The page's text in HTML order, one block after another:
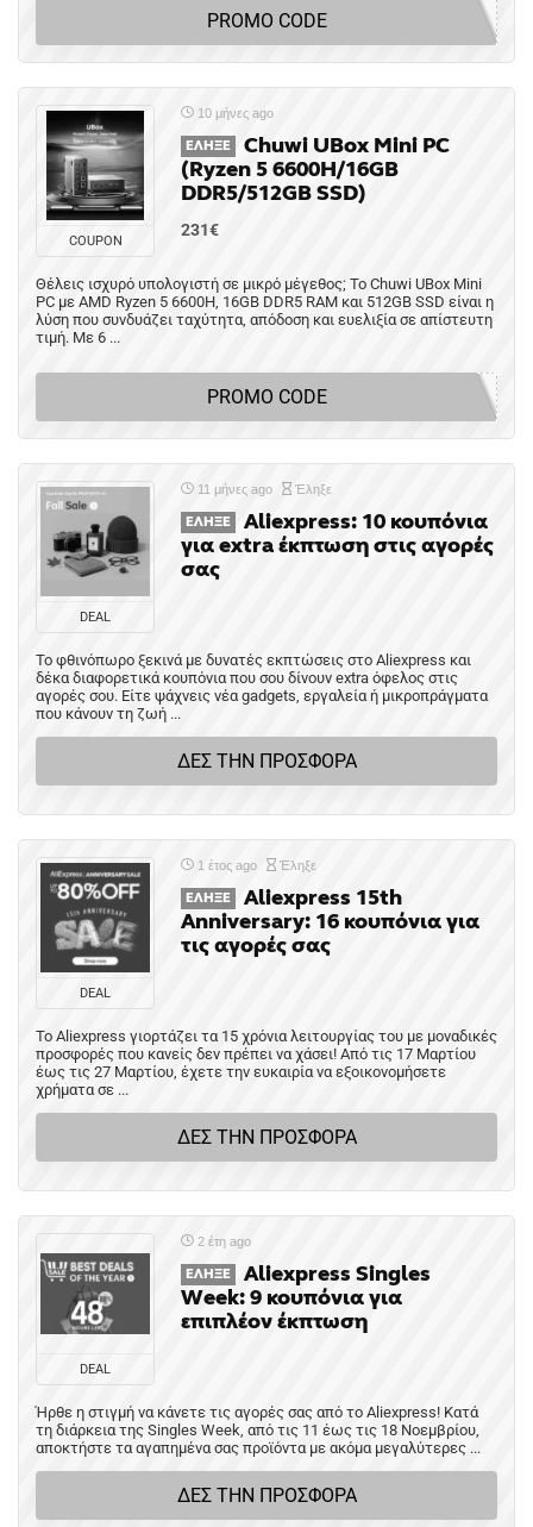
PROMO CODE
COUPON
10 μήνες ago
ΈΛΗΞΕ
Chuwi UBox Mini PC
(Ryzen 5 6600H/16GB
DDR5/512GB SSD)
231€
Θέλεις ισχυρό υπολογιστή σε μικρό μέγεθος; Το Chuwi UBox Mini
PC με AMD Ryzen 5 6600H, 16GB DDR5 RAM και 512GB SSD είναι η
λύση που συνδυάζει ταχύτητα, απόδοση και ευελιξία σε απίστευτη
τιμή. Με 6 ...
PROMO CODE
DEAL
11 μήνες ago Έληξε
ΈΛΗΞΕ
Aliexpress: 10 κουπόνια
για extra έκπτωση στις αγορές
σας
Το φθινόπωρο ξεκινά με δυνατές εκπτώσεις στο Aliexpress και
δέκα διαφορετικά κουπόνια που σου δίνουν extra όφελος στις
αγορές σου. Είτε ψάχνεις νέα gadgets, εργαλεία ή μικροπράγματα
που κάνουν τη ζωή ...
ΔΕΣ ΤΗΝ ΠΡΟΣΦΟΡΑ
DEAL
1 έτος ago Έληξε
ΈΛΗΞΕ
Aliexpress 15th
Anniversary: 16 κουπόνια για
τις αγορές σας
Το Aliexpress γιορτάζει τα 15 χρόνια λειτουργίας του με μοναδικές
προσφορές που κανείς δεν πρέπει να χάσει! Από τις 17 Μαρτίου
έως τις 27 Μαρτίου, έχετε την ευκαιρία να εξοικονομήσετε
χρήματα σε ...
ΔΕΣ ΤΗΝ ΠΡΟΣΦΟΡΑ
DEAL
2 έτη ago
ΈΛΗΞΕ
Aliexpress Singles
Week: 9 κουπόνια για
επιπλέον έκπτωση
Ήρθε η στιγμή να κάνετε τις αγορές σας από το Aliexpress! Κατά
τη διάρκεια της Singles Week, από τις 11 έως τις 18 Νοεμβρίου,
αποκτήστε τα αγαπημένα σας προϊόντα με ακόμα μεγαλύτερες ...
ΔΕΣ ΤΗΝ ΠΡΟΣΦΟΡΑ